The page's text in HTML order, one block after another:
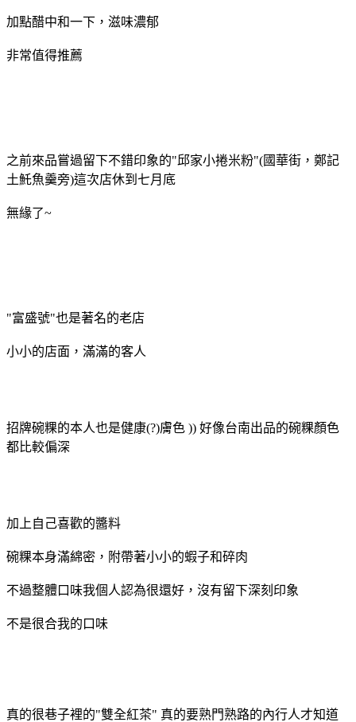
加點醋中和一下，滋味濃郁
非常值得推薦
之前來品嘗過留下不錯印象的"邱家小捲米粉"(國華街，鄭記
土魠魚羹旁)這次店休到七月底
無緣了~
"富盛號"也是著名的老店
小小的店面，滿滿的客人
招牌碗粿的本人也是健康(?)膚色 )) 好像台南出品的碗粿顏色
都比較偏深
加上自己喜歡的醬料
碗粿本身滿綿密，附帶著小小的蝦子和碎肉
不過整體口味我個人認為很還好，沒有留下深刻印象
不是很合我的口味
真的很巷子裡的"雙全紅茶" 真的要熟門熟路的內行人才知道